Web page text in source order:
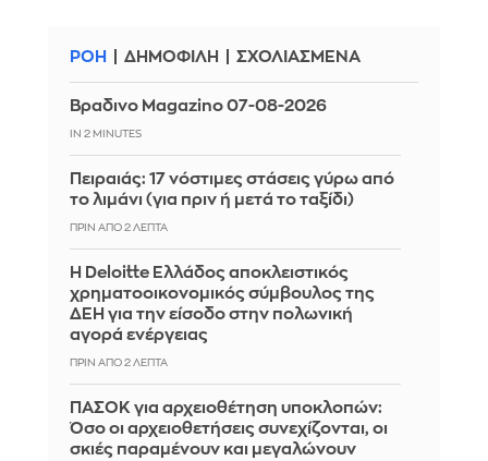
ΡΟΗ ΔΗΜΟΦΙΛΗ ΣΧΟΛΙΑΣΜΕΝΑ
Βραδινο Magazino 07-08-2026
IN 2 MINUTES
Πειραιάς: 17 νόστιμες στάσεις γύρω από
το λιμάνι (για πριν ή μετά το ταξίδι)
ΠΡΙΝ ΑΠΌ 2 ΛΕΠΤΆ
Η Deloitte Ελλάδος αποκλειστικός
χρηματοοικονομικός σύμβουλος της
ΔΕΗ για την είσοδο στην πολωνική
αγορά ενέργειας
ΠΡΙΝ ΑΠΌ 2 ΛΕΠΤΆ
ΠΑΣΟΚ για αρχειοθέτηση υποκλοπών:
Όσο οι αρχειοθετήσεις συνεχίζονται, οι
σκιές παραμένουν και μεγαλώνουν